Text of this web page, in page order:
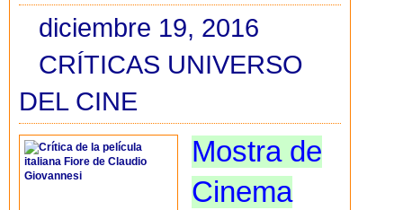
diciembre 19, 2016
CRÍTICAS UNIVERSO
DEL CINE
Mostra de
Cinema